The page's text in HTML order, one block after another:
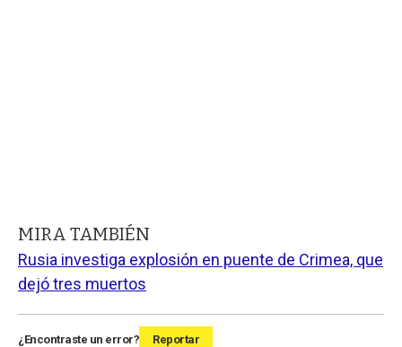
MIRA TAMBIÉN
Rusia investiga explosión en puente de Crimea, que
dejó tres muertos
¿Encontraste un error? Reportar